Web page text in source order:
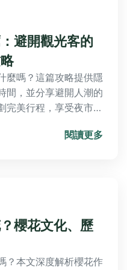
避開觀光客的
麼嗎？這篇攻略提供隱
間，並分享避開人潮的
完美行程，享受夜市樂
閱讀更多
櫻花文化、歷
？本文深度解析櫻花作